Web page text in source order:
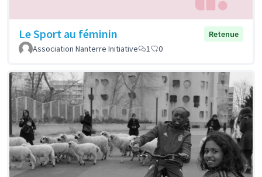
Le Sport au féminin
Retenue
Association Nanterre Initiative
1 0